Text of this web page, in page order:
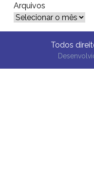
Arquivos
Arquivos
Todos